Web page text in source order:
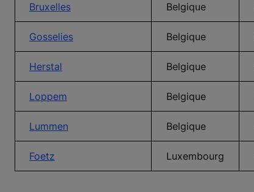
Bruxelles Belgique
Gosselies Belgique
Herstal Belgique
Loppem Belgique
Lummen Belgique
Foetz Luxembourg